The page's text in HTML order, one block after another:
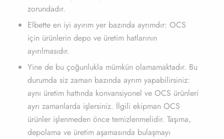
zorundadır.
Elbette en iyi ayırım yer bazında ayrımdır: OCS
için ürünlerin depo ve üretim hatlarının
ayırılmasıdır.
Yine de bu çoğunlukla mümkün olamamaktadır. Bu
durumda siz zaman bazında ayrım yapabilirsiniz:
aynı üretim hattında konvansiyonel ve OCS ürünleri
ayrı zamanlarda işlersiniz. İlgili ekipman OCS
ürünler işlenmeden önce temizlenmelidir. Taşıma,
depolama ve üretim aşamasında bulaşmayı